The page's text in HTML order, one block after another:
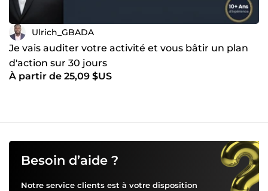
Ulrich_GBADA
Je vais auditer votre activité et vous bâtir un plan
d'action sur 30 jours
À partir de 25,09 $US
Besoin d’aide ?
Notre service clients est à votre disposition